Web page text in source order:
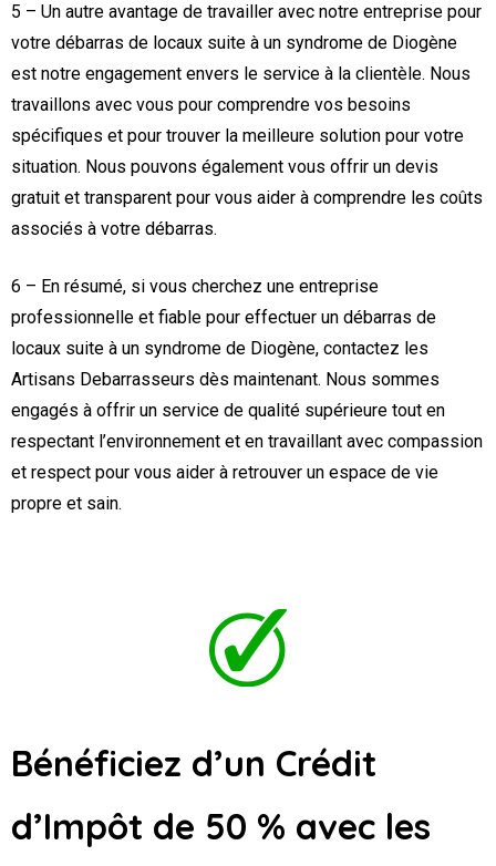
5 – Un autre avantage de travailler avec notre entreprise pour
votre débarras de locaux suite à un syndrome de Diogène
est notre engagement envers le service à la clientèle. Nous
travaillons avec vous pour comprendre vos besoins
spécifiques et pour trouver la meilleure solution pour votre
situation. Nous pouvons également vous offrir un devis
gratuit et transparent pour vous aider à comprendre les coûts
associés à votre débarras.
6 – En résumé, si vous cherchez une entreprise
professionnelle et fiable pour effectuer un débarras de
locaux suite à un syndrome de Diogène, contactez les
Artisans Debarrasseurs dès maintenant. Nous sommes
engagés à offrir un service de qualité supérieure tout en
respectant l’environnement et en travaillant avec compassion
et respect pour vous aider à retrouver un espace de vie
propre et sain.
Bénéficiez d’un Crédit
d’Impôt de 50 % avec les